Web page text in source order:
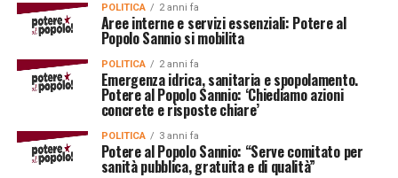
POLITICA 2 anni fa
Aree interne e servizi essenziali: Potere al
Popolo Sannio si mobilita
POLITICA 2 anni fa
Emergenza idrica, sanitaria e spopolamento.
Potere al Popolo Sannio: ‘Chiediamo azioni
concrete e risposte chiare’
POLITICA 3 anni fa
Potere al Popolo Sannio: “Serve comitato per
sanità pubblica, gratuita e di qualità”